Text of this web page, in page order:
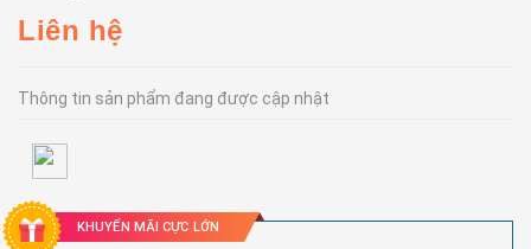
Liên hệ
Thông tin sản phẩm đang được cập nhật
KHUYẾN MÃI CỰC LỚN